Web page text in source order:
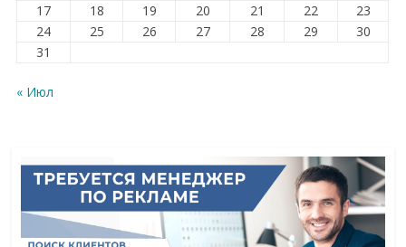
17
18 19 20 21 22
23
24
25 26 27 28 29
30
31
« Июл